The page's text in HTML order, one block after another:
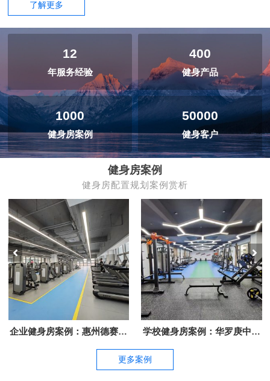
了解更多
12
年服务经验
400
健身产品
1000
健身房案例
50000
健身客户
健身房案例
健身房配置规划案例赏析
企业健身房案例：惠州德赛西
学校健身房案例：华罗庚中学
更多案例